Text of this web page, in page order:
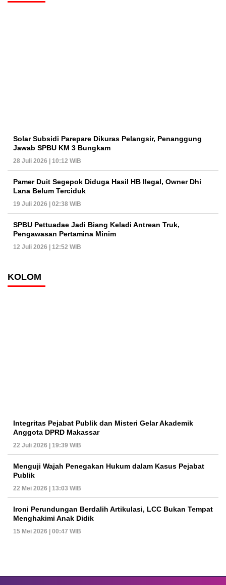
Solar Subsidi Parepare Dikuras Pelangsir, Penanggung
Jawab SPBU KM 3 Bungkam
28 Juli 2026 | 10:12 WIB
Pamer Duit Segepok Diduga Hasil HB Ilegal, Owner Dhi
Lana Belum Terciduk
19 Juli 2026 | 02:38 WIB
SPBU Pettuadae Jadi Biang Keladi Antrean Truk,
Pengawasan Pertamina Minim
12 Juli 2026 | 12:52 WIB
KOLOM
Integritas Pejabat Publik dan Misteri Gelar Akademik
Anggota DPRD Makassar
22 Juli 2026 | 19:39 WIB
Menguji Wajah Penegakan Hukum dalam Kasus Pejabat
Publik
22 Mei 2026 | 13:03 WIB
Ironi Perundungan Berdalih Artikulasi, LCC Bukan Tempat
Menghakimi Anak Didik
15 Mei 2026 | 00:47 WIB